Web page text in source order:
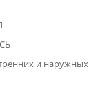
и наружных